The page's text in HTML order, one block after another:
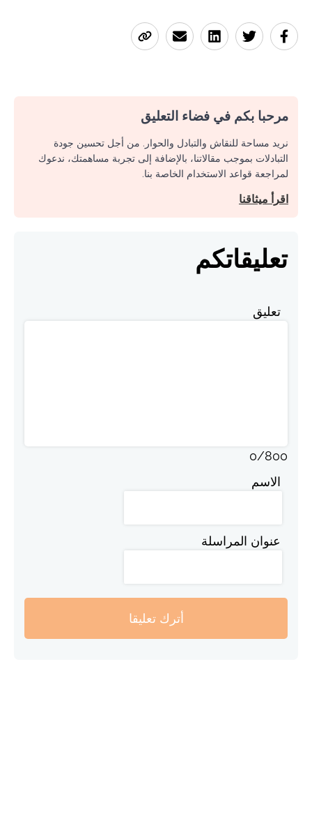
مرحبا بكم في فضاء التعليق
نريد مساحة للنقاش والتبادل والحوار. من أجل تحسين جودة
التبادلات بموجب مقالاتنا، بالإضافة إلى تجربة مساهمتك، ندعوك
لمراجعة قواعد الاستخدام الخاصة بنا.
اقرأ ميثاقنا
تعليقاتكم
تعليق
0/800
الاسم
عنوان المراسلة
أترك تعليقا